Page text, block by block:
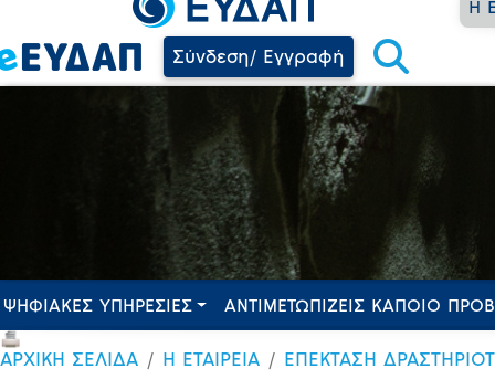
Η
Σύνδεση/ Εγγραφή
ΨΗΦΙΑΚΕΣ ΥΠΗΡΕΣΙΕΣ ΑΝΤΙΜΕΤΩΠΙΖΕΙΣ ΚΑΠΟΙΟ
ΑΡΧΙΚΗ ΣΕΛΙΔΑ Η ΕΤΑΙΡΕΙΑ
ΕΠΕΚΤΑΣΗ